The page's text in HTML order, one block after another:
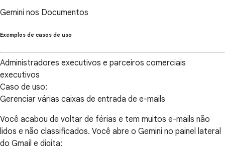
Gemini nos Documentos
Exemplos de casos de uso
Administradores executivos e parceiros comerciais
executivos
Caso de uso:
Gerenciar várias caixas de entrada de e-mails
Você acabou de voltar de férias e tem muitos e-mails não
lidos e não classificados. Você abre o Gemini no painel lateral
do Gmail e digita: